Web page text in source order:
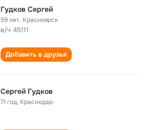
Гудков Сергей
59 лет, Красноярск
в/ч 45111
Добавить в друзья
Сергей Гудков
71 год, Краснодар